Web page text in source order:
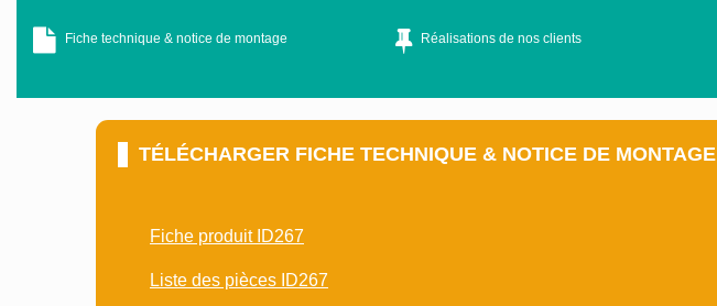
Fiche technique & notice de montage Réalisations de nos clients
TÉLÉCHARGER FICHE TECHNIQUE & NOTICE DE MONTAGE
Fiche produit ID267
Liste des pièces ID267